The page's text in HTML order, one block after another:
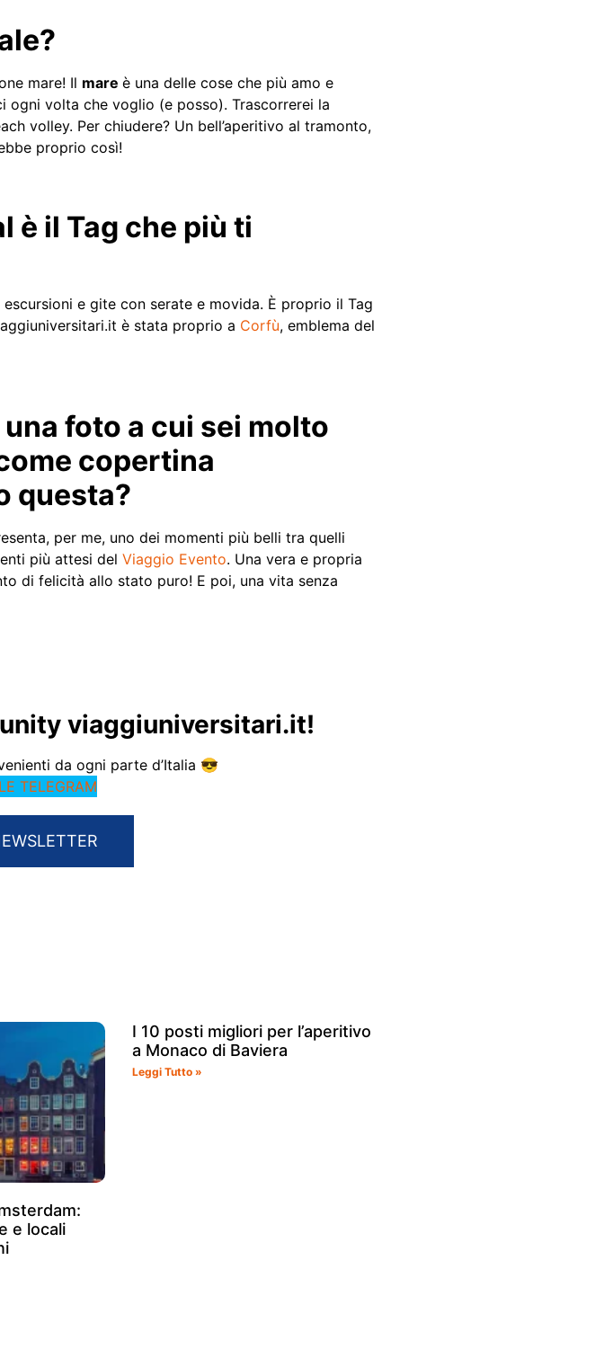
mare! Il mare è una delle cose che più amo e
volta che voglio (e posso). Trascorrerei la
volley. Per chiudere? Un bell’aperitivo al tramonto,
proprio così!
è il Tag che più ti
e gite con serate e movida. È proprio il Tag
è stata proprio a Corfù, emblema del
foto a cui sei molto
copertina
questa?
per me, uno dei momenti più belli tra quelli
più attesi del Viaggio Evento. Una vera e propria
di felicità allo stato puro! E poi, una vita senza
viaggiuniversitari.it!
da ogni parte d’Italia 😎
TELEGRAM
e locali
I 10 posti migliori per l’aperitivo
a Monaco di Baviera
Leggi Tutto »